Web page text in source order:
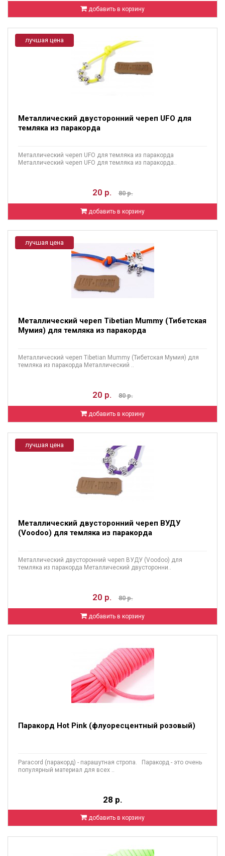
добавить в корзину
лучшая цена
Металлический двусторонний череп UFO для
темляка из паракорда
Металлический череп UFO для темляка из паракорда
Металлический череп UFO для темляка из паракорда..
20 р. 80 р.
добавить в корзину
лучшая цена
Металлический череп Tibetian Mummy (Тибетская
Мумия) для темляка из паракорда
Металлический череп Tibetian Mummy (Тибетская Мумия) для
темляка из паракорда Металлический ..
20 р. 80 р.
добавить в корзину
лучшая цена
Металлический двусторонний череп ВУДУ
(Voodoo) для темляка из паракорда
Металлический двусторонний череп ВУДУ (Voodoo) для
темляка из паракорда Металлический двусторонни..
20 р. 80 р.
добавить в корзину
Паракорд Hot Pink (флуоресцентный розовый)
Paracord (паракорд) - парашутная стропа. Паракорд - это очень
популярный материал для всех ..
28 р.
добавить в корзину